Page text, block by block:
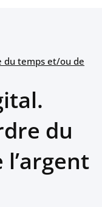
du temps et/ou de
du